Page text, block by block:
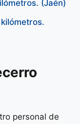
(Jaén)
personal de